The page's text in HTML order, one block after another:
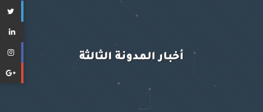
أخبار المدونة الثالثة